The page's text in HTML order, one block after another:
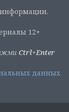
информации.
12+
Ctrl+Enter
данных